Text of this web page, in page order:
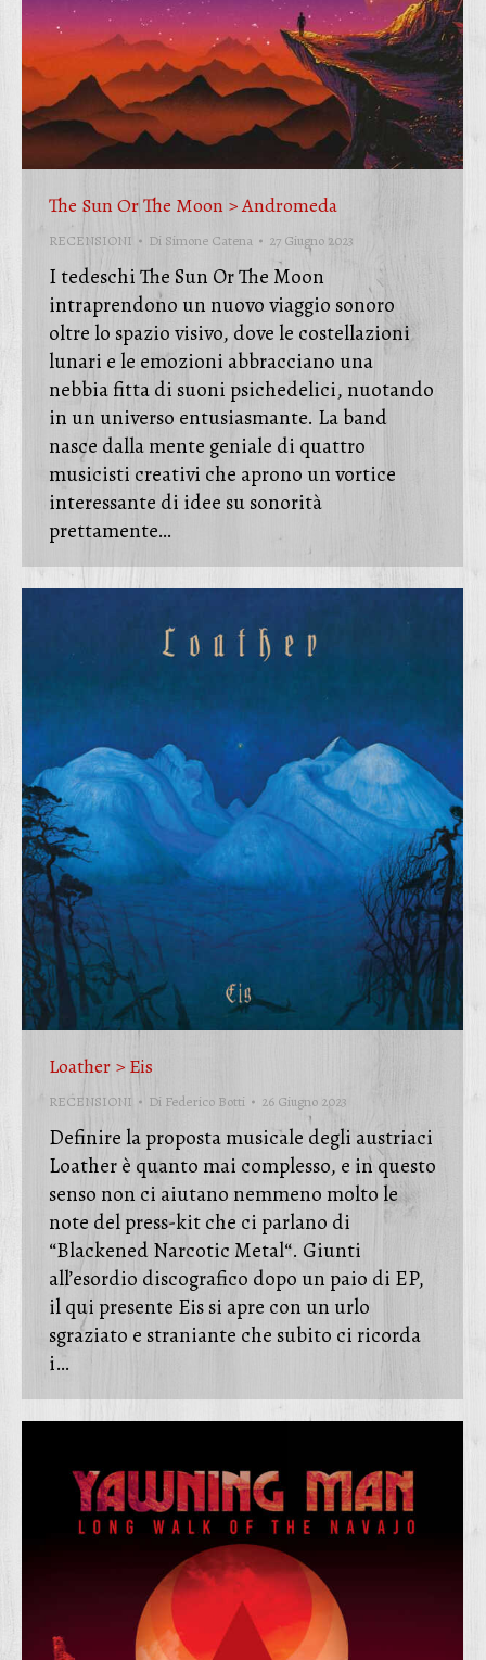
The Sun Or The Moon > Andromeda
RECENSIONI Di Simone Catena 27 Giugno 2023
I tedeschi The Sun Or The Moon
intraprendono un nuovo viaggio sonoro
oltre lo spazio visivo, dove le costellazioni
lunari e le emozioni abbracciano una
nebbia fitta di suoni psichedelici, nuotando
in un universo entusiasmante. La band
nasce dalla mente geniale di quattro
musicisti creativi che aprono un vortice
interessante di idee su sonorità
prettamente…
Loather > Eis
RECENSIONI Di Federico Botti 26 Giugno 2023
Definire la proposta musicale degli austriaci
Loather è quanto mai complesso, e in questo
senso non ci aiutano nemmeno molto le
note del press-kit che ci parlano di
“Blackened Narcotic Metal“. Giunti
all’esordio discografico dopo un paio di EP,
il qui presente Eis si apre con un urlo
sgraziato e straniante che subito ci ricorda
i…